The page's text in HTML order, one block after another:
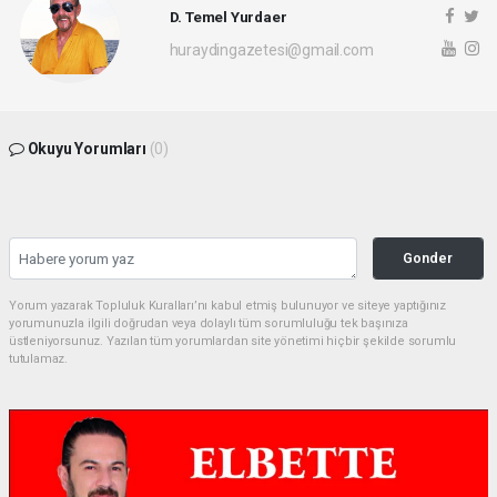
D. Temel Yurdaer
huraydingazetesi@gmail.com
Okuyu Yorumları (0)
Gonder
Yorum yazarak Topluluk Kuralları’nı kabul etmiş bulunuyor ve siteye yaptığınız
yorumunuzla ilgili doğrudan veya dolaylı tüm sorumluluğu tek başınıza
üstleniyorsunuz. Yazılan tüm yorumlardan site yönetimi hiçbir şekilde sorumlu
tutulamaz.